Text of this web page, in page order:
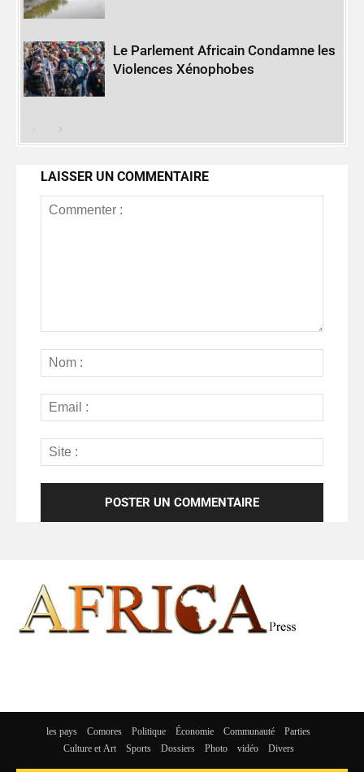
Le Parlement Africain Condamne les
Violences Xénophobes
LAISSER UN COMMENTAIRE
les pays Comores Politique Économie Communauté Parties
Culture et Art
Sports Dossiers Photo vidéo Divers